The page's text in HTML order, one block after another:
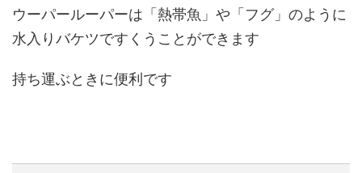
ウーパールーパーは「熱帯魚」や「フグ」のように
水入りバケツですくうことができます
持ち運ぶときに便利です